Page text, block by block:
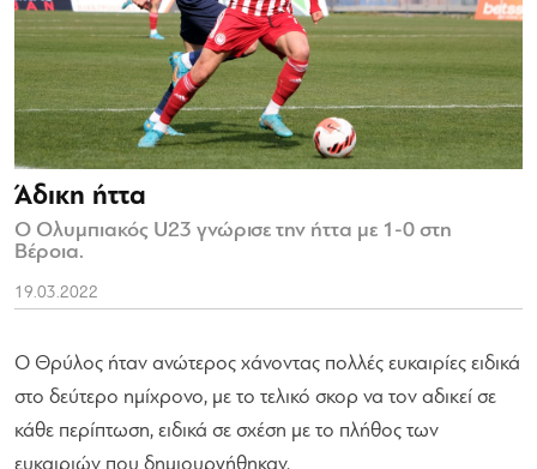
Άδικη ήττα
Ο Ολυμπιακός U23 γνώρισε την ήττα με 1-0 στη
Βέροια.
19.03.2022
Ο Θρύλος ήταν ανώτερος χάνοντας πολλές ευκαιρίες ειδικά
στο δεύτερο ημίχρονο, με το τελικό σκορ να τον αδικεί σε
κάθε περίπτωση, ειδικά σε σχέση με το πλήθος των
ευκαιριών που δημιουργήθηκαν.